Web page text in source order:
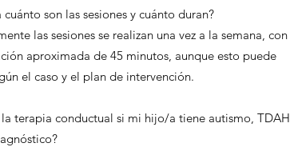
cuánto son las sesiones y cuánto duran?
las sesiones se realizan una vez a la semana, con
aproximada de 45 minutos, aunque esto puede
el caso y el plan de intervención.
la terapia conductual si mi hijo/a tiene autismo, TDAH